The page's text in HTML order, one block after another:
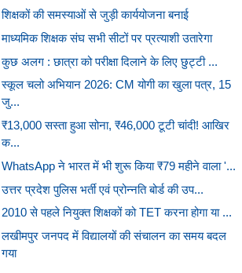
शिक्षकों की समस्याओं से जुड़ी कार्ययोजना बनाई
माध्यमिक शिक्षक संघ सभी सीटों पर प्रत्याशी उतारेगा
कुछ अलग : छात्रा को परीक्षा दिलाने के लिए छुट्टी ...
स्कूल चलो अभियान 2026: CM योगी का खुला पत्र, 15
जु...
₹13,000 सस्ता हुआ सोना, ₹46,000 टूटी चांदी! आखिर
क...
WhatsApp ने भारत में भी शुरू किया ₹79 महीने वाला '...
उत्तर प्रदेश पुलिस भर्ती एवं प्रोन्नति बोर्ड की उप...
2010 से पहले नियुक्त शिक्षकों को TET करना होगा या ...
लखीमपुर जनपद में विद्यालयों की संचालन का समय बदल
गया